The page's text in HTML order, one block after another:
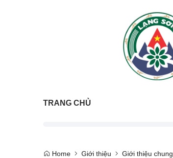
TRANG CHỦ
Home Giới thiệu Giới thiệu chung